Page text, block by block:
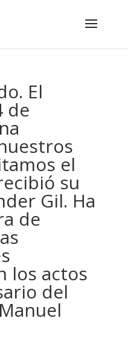
El
de
el
su
Gil. Ha
de
los actos
del